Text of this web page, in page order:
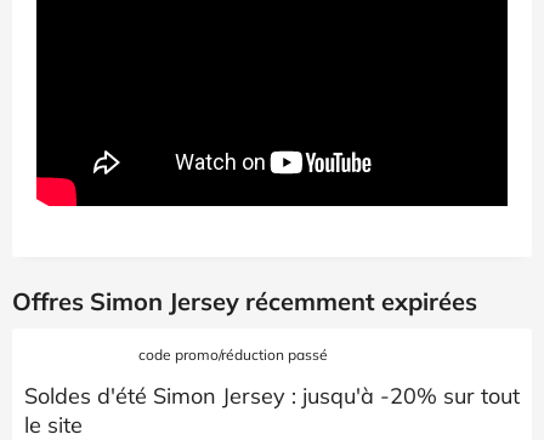
Offres Simon Jersey récemment expirées
code promo/réduction passé
Soldes d'été Simon Jersey : jusqu'à -20% sur tout
le site